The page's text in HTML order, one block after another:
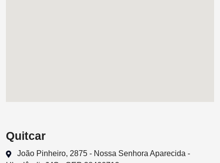
Quitcar
João Pinheiro, 2875 - Nossa Senhora Aparecida -